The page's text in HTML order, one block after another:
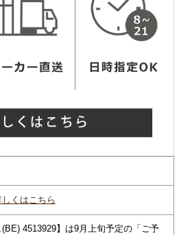
しくはこちら
(BE) 4513929】は9月上旬予定の「ご予